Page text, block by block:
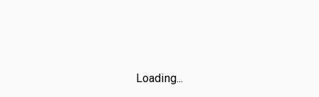
Loading...